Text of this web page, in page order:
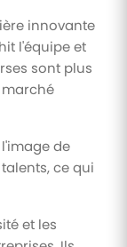
innovante
l'équipe et
sont plus
de
ce qui
et les